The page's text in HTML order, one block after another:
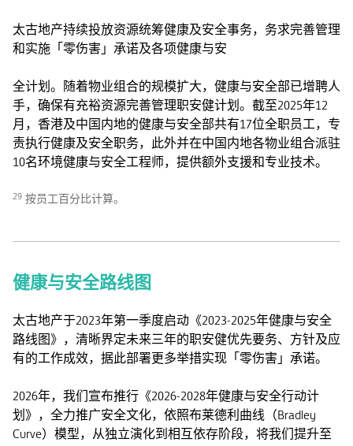
太古地产持续投放资源统筹健康及安全事务，务求完善管理
和实施「零伤害」承诺及各项健康与安
全计划。随着物业组合的规模扩大，健康与安全部已增聘人
手，确保有充裕资源完善管理职安健计划。截至2025年12
月，香港及中国内地的健康与安全部共有17位全职员工，专
责执行健康及安全职务，此外并在中国内地各物业组合派驻
10名环境健康与安全工程师，提供额外支援和专业技术。
29 按员工百分比计算。
健康与安全路线图
太古地产于2023年第一季度启动《2023-2025年健康与安全
路线图》，清晰界定未来三年的职安健优先要务、方针及应
有的工作成效，据此部署更多举措实现「零伤害」承诺。
2026年，我们宣布推行《2026-2028年健康与安全行动计
划》，全力推广安全文化，依照布莱德利曲线（Bradley
Curve）模型，从独立演化到相互依存阶段，将我们提升至